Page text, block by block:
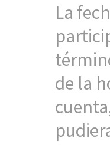
La
de la